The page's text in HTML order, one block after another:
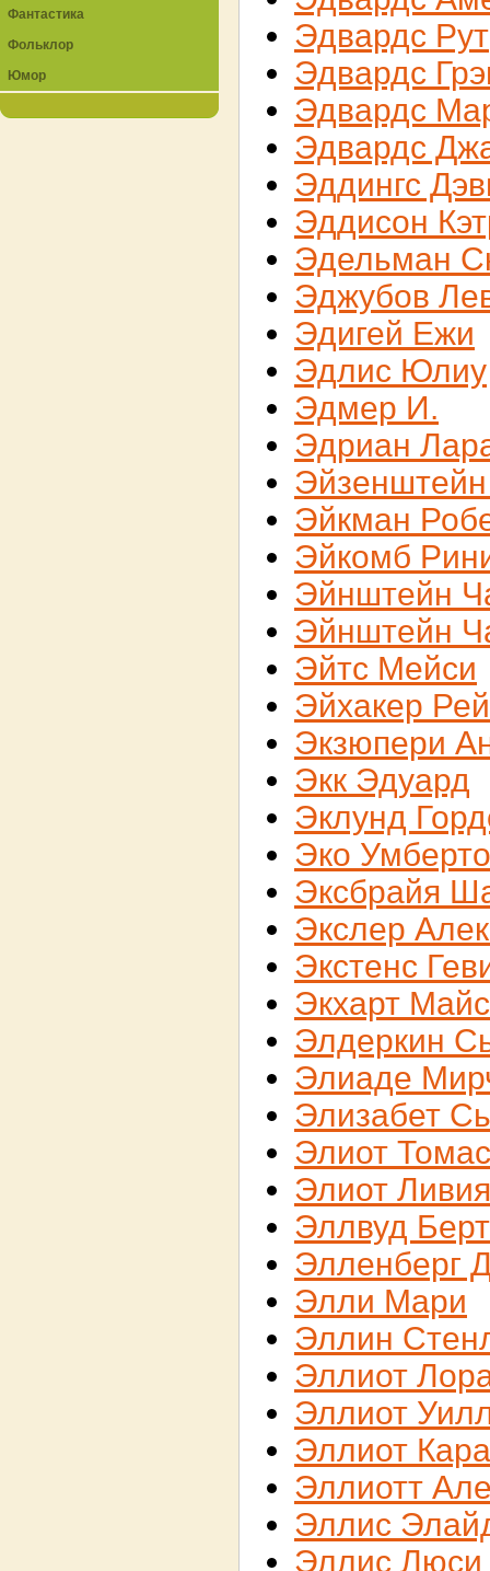
Эдвардс Рут
Эдвардс
Эдвардс
Эдвардс
Эддингс
Эддисон
Эдельман
Эджубов
Эдигей Ежи
Эдлис Юлиу
Эдмер И.
Эдриан
Эйкман
Эйкомб
Эйнштейн
Эйнштейн
Эйтс Мейси
Эйхакер
Экзюпери
Экк Эдуард
Эклунд
Эко Умберто
Эксбрайя
Экслер
Экстенс
Экхарт
Элдеркин
Элиаде
Элизабет
Элиот Томас
Элиот Ливия
Эллвуд
Элленберг
Элли Мари
Эллин
Эллиот
Эллиот
Эллиот Кара
Эллиотт
Эллис
Эллис Люси
Фантастика
Фольклор
Юмор